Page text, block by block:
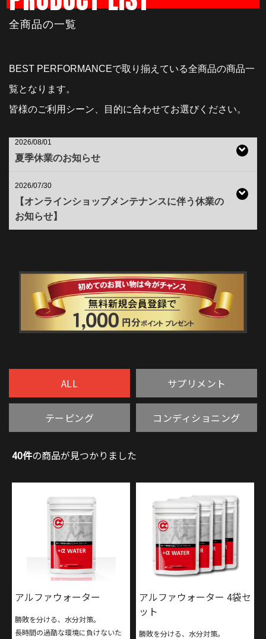
全商品の一覧
BEST PERFORMANCEで取り揃えている全商品の商品一
覧となります。
皆様のご利用シーン、目的に合わせてお選びください。
2026/08/01
夏季休業のお知らせ
2026/07/30
【オンラインショップメンテナンスに伴う休業の
お知らせ】
ALL サプリメント
テーピング コンディショニング
40件の商品が見つかりました
アルファウォーター
勝敗を分ける、水分対策。
長時間の過酷な環境に負けないた
アルファウォーター 4袋セ
ット
勝敗を分ける、水分対策。